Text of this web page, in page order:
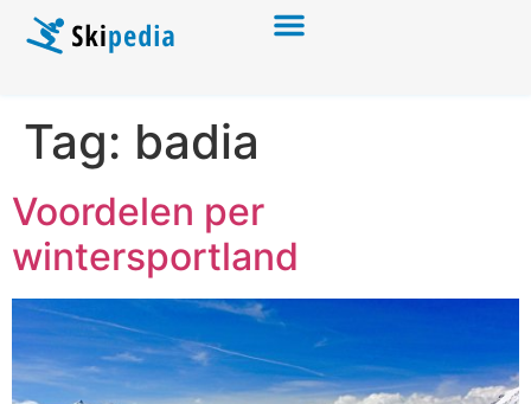
Tag: badia
Voordelen per
wintersportland